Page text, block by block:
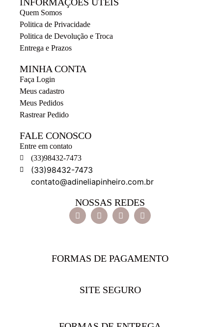
Quem Somos
Politica de Privacidade
Politica de Devolução e Troca
Entrega e Prazos
MINHA CONTA
Faça Login
Meus cadastro
Meus Pedidos
Rastrear Pedido
FALE CONOSCO
Entre em contato
(33)98432-7473
(33)98432-7473
contato@adineliapinheiro.com.br
NOSSAS REDES
FORMAS DE PAGAMENTO
SITE SEGURO